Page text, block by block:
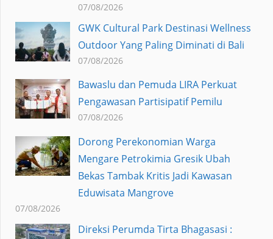
07/08/2026
GWK Cultural Park Destinasi Wellness
Outdoor Yang Paling Diminati di Bali
07/08/2026
Bawaslu dan Pemuda LIRA Perkuat
Pengawasan Partisipatif Pemilu
07/08/2026
Dorong Perekonomian Warga
Mengare Petrokimia Gresik Ubah
Bekas Tambak Kritis Jadi Kawasan
Eduwisata Mangrove
07/08/2026
Direksi Perumda Tirta Bhagasasi :